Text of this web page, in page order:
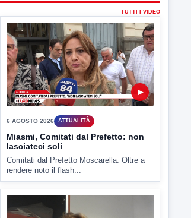
TUTTI I VIDEO
▶
6 AGOSTO 2026 ATTUALITÀ
Miasmi, Comitati dal Prefetto: non
lasciateci soli
Comitati dal Prefetto Moscarella. Oltre a
rendere noto il flash...